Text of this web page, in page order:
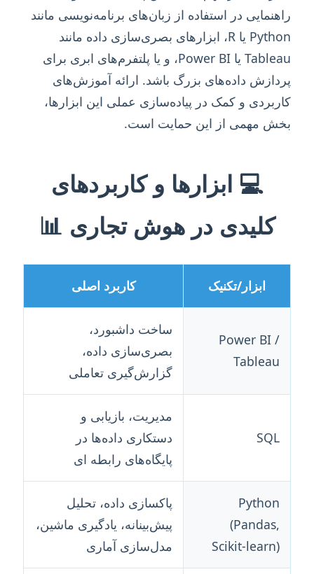
راهنمایی در استفاده از زبان‌های برنامه‌نویسی مانند
Python یا R، ابزارهای بصری‌سازی داده مانند
Tableau یا Power BI، و یا پلتفرم‌های ابری برای
پردازش داده‌های بزرگ باشد. ارائه آموزش‌های
کاربردی و کمک در پیاده‌سازی عملی این ابزارها،
بخش مهمی از این حمایت است.
💻 ابزارها و کاربردهای
کلیدی در هوش تجاری 📊
ابزار/تکنیک کاربرد اصلی
Power BI /
Tableau
ساخت داشبورد،
بصری‌سازی داده،
گزارش‌گیری تعاملی
SQL
مدیریت، بازیابی و
دستکاری داده‌ها در
پایگاه‌های رابطه ای
Python
(Pandas,
Scikit-learn)
پاکسازی داده، تحلیل
پیش‌بینانه، یادگیری ماشین،
مدل‌سازی آماری